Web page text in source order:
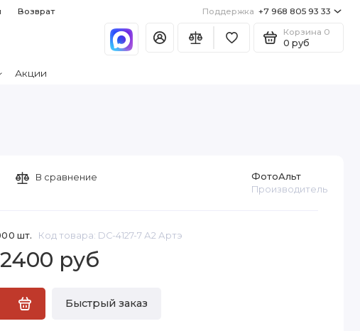
Возврат Поддержка +7 968 805 93 33
Корзина 0
0 руб
Акции
шт. Код товара: DC-4127-7 А2 Артэ
ФотоАльт
Производитель
2400 руб
Быстрый заказ
В сравнение